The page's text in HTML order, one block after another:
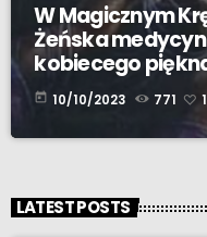
W Magicznym
Żeńska
kobiecego
today 10/10/2023 771
LATEST POSTS